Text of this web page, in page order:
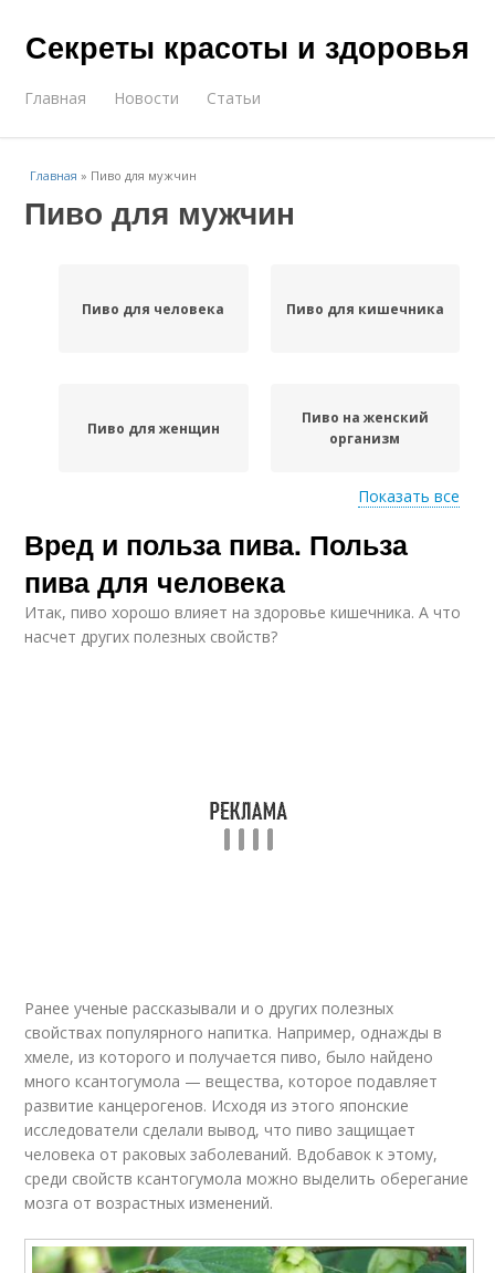
Секреты красоты и здоровья
Главная Новости Статьи
Главная » Пиво для мужчин
Пиво для мужчин
Пиво для человека Пиво для кишечника
Пиво для женщин
Пиво на женский
организм
Пиво для печени
Показать все
Вред и польза пива. Польза
пива для человека
Итак, пиво хорошо влияет на здоровье кишечника. А что
насчет других полезных свойств?
Ранее ученые рассказывали и о других полезных
свойствах популярного напитка. Например, однажды в
хмеле, из которого и получается пиво, было найдено
много ксантогумола — вещества, которое подавляет
развитие канцерогенов. Исходя из этого японские
исследователи сделали вывод, что пиво защищает
человека от раковых заболеваний. Вдобавок к этому,
среди свойств ксантогумола можно выделить оберегание
мозга от возрастных изменений.